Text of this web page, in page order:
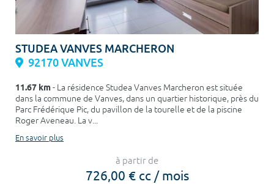
STUDEA VANVES MARCHERON
92170 VANVES
11.67 km- La résidence Studea Vanves Marcheron est située
dans la commune de Vanves, dans un quartier historique, près du
Parc Frédérique Pic, du pavillon de la tourelle et de la piscine
Roger Aveneau. La v...
En savoir plus
à partir de
726,00 € cc / mois